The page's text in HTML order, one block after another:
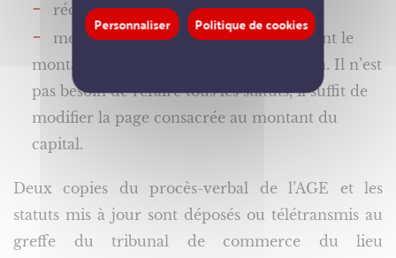
rédiger le procès-verbal de l’AGE ;
mettre à jour des statuts en y indiquant le
montant du capital après l’augmentation. Il n’est
pas besoin de refaire tous les statuts, il suffit de
modifier la page consacrée au montant du
capital.
Deux copies du procès-verbal de l’AGE et les
statuts mis à jour sont déposés ou télétransmis au
greffe du tribunal de commerce du lieu
Personnaliser Politique de cookies